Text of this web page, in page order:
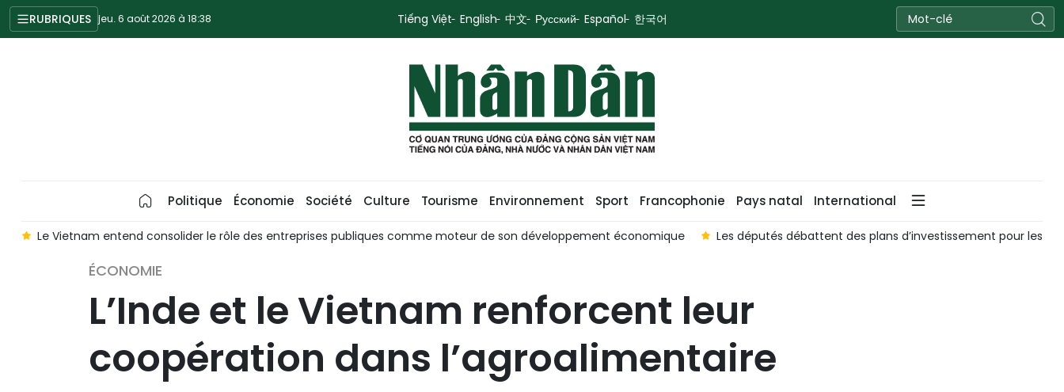
RUBRIQUES jeu. 6 août 2026 à 18:38 Tiếng Việt English 中文 Русский Español 한국어
Politique Économie Société Culture Tourisme Environnement Sport Francophonie Pays natal International
Le Vietnam entend consolider le rôle des entreprises publiques comme moteur de son développement économique Les députés débattent des plans d’investissement pour les
ÉCONOMIE
L’Inde et le Vietnam renforcent leur
coopération dans l’agroalimentaire